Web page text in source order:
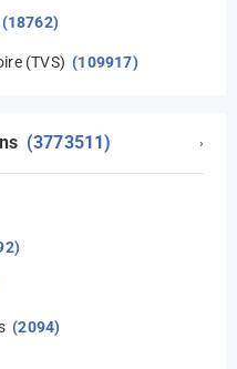
(18762)
(TVS) (109917)
(3773511) ›
(2094)